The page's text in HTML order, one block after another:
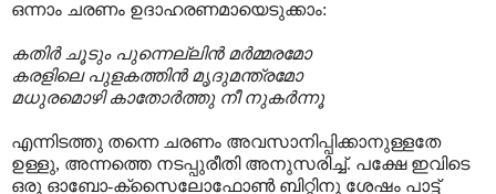
ഒന്നാം ചരണം ഉദാഹരണമായെടുക്കാം:
കതിർ ചൂടും പുന്നെല്ലിൻ മർമ്മരമോ
കരളിലെ പുളകത്തിൻ മൃദുമന്ത്രമോ
മധുരമൊഴി കാതോർത്തു നീ നുകർന്നൂ
എന്നിടത്തു തന്നെ ചരണം അവസാനിപ്പിക്കാനുള്ളതേ
ഉള്ളു, അന്നത്തെ നടപ്പുരീതി അനുസരിച്ച്. പക്ഷേ ഇവിടെ
ഒരു ഓബോ-ക്സൈലോഫോൺ ബിറ്റിനു ശേഷം പാട്ട്